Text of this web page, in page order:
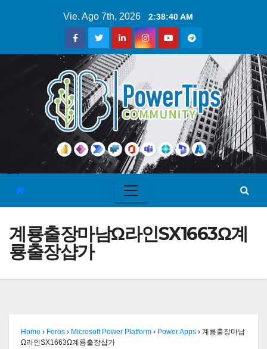
Vie. Ago 7th, 2026 2:38:41 AM
계룡출장마남Ω라인SX1663Ω계
룡출장샵가
Home › Foros › Microsoft Power Platform › Power Apps › 계룡출장마남
Ω라인SX1663Ω계룡출장샵가